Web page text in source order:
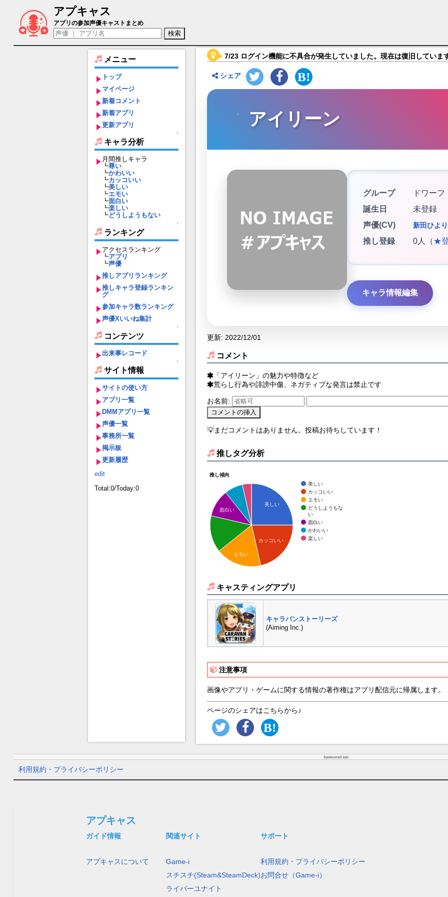
アプキャス
アイリーン（声優：新田ひより)【キャラバンストーリーズ】キャラ紹介
アプリの参加声優キャストまとめ
メニュー
トップ
マイページ
新着コメント
新着アプリ
更新アプリ
↑
キャラ分析
月間推しキャラ
┗尊い
┗かわいい
┗カッコいい
┗美しい
┗エモい
┗面白い
┗楽しい
┗どうしようもない
↑
ランキング
アクセスランキング
┗アプリ
┗声優
推しアプリランキング
推しキャラ登録ランキン
グ
参加キャラ数ランキング
声優Xいいね集計
↑
コンテンツ
出来事レコード
↑
サイト情報
サイトの使い方
アプリ一覧
DMMアプリ一覧
声優一覧
事務所一覧
掲示板
更新履歴
edit
Total:0/Today:0
7/23 ログイン機能に不具合が発生していました。現在は復旧していま
シェア
アイリーン
グループ
ドワーフ
誕生日
未登録
声優(CV)
新田ひより
推し登録 0人（★
キャラ情報編集
更新: 2022/12/01
コメント
「アイリーン」の魅力や特徴など
荒らし行為や誹謗中傷、ネガティブな発言は禁止です
お名前:
💡まだコメントはありません。投稿お待ちしています！
推しタグ分析
推し傾向
美しい
カッコいい
エモい
どうしようもな
い
面白い
かわいい
楽しい
美しい
カッコいい
面白い
エモい
キャスティングアプリ
キャラバンストーリーズ
(Aiming Inc.)
注意事項
画像やアプリ・ゲームに関する情報の著作権はアプリ配信元に帰属します。
ページのシェアはこちらから♪
Sponsored ads
利用規約・プライバシーポリシー
アプキャス
ガイド情報
アプキャスについて
関連サイト
Game-i
スチスチ(Steam&SteamDeck)
ライバーユナイト
サポート
利用規約・プライバシーポリシー
お問合せ（Game-i）